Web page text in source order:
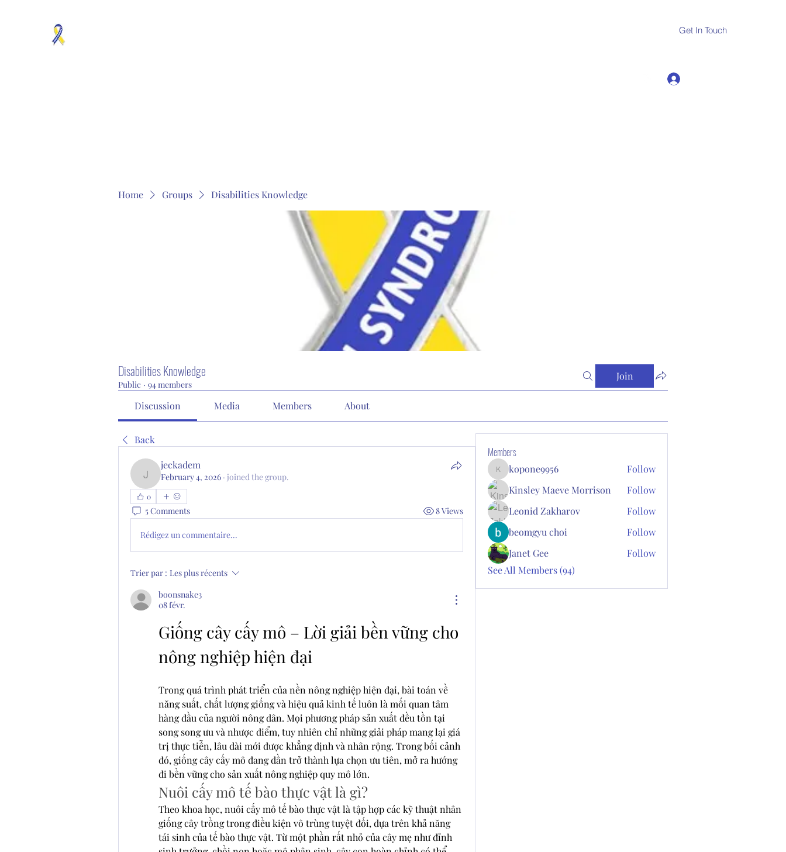
Get In Touch
Home Groups Disabilities Knowledge
Disabilities Knowledge
Public · 94 members
Join
Discussion Media Members About
Back
jeckadem
jeckadem
February 4, 2026 · joined the group.
0
5 Comments 8 Views
Rédigez un commentaire...
Trier par : Les plus récents
boonsnake3
08 févr.
Giống cây cấy mô – Lời giải bền vững cho
nông nghiệp hiện đại
Trong quá trình phát triển của nền nông nghiệp hiện đại, bài toán về
năng suất, chất lượng giống và hiệu quả kinh tế luôn là mối quan tâm
hàng đầu của người nông dân. Mọi phương pháp sản xuất đều tồn tại
song song ưu và nhược điểm, tuy nhiên chỉ những giải pháp mang lại giá
trị thực tiễn, lâu dài mới được khẳng định và nhân rộng. Trong bối cảnh
đó, giống cây cấy mô đang dần trở thành lựa chọn ưu tiên, mở ra hướng
đi bền vững cho sản xuất nông nghiệp quy mô lớn.
Nuôi cấy mô tế bào thực vật là gì?
Theo khoa học, nuôi cấy mô tế bào thực vật là tập hợp các kỹ thuật nhân
giống cây trồng trong điều kiện vô trùng tuyệt đối, dựa trên khả năng
tái sinh của tế bào thực vật. Từ một phần rất nhỏ của cây mẹ như đỉnh
Members
kopone9956
kopone9956
Follow
Kinsley Maeve Morrison
Follow
Leonid Zakharov
Follow
beomgyu choi
Follow
Janet Gee
Follow
See All Members (94)